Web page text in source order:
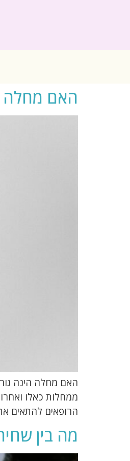
האם מחלה
האם מחלה הינה
ממחלות כאלו
הרופאים להתאים
מה בין